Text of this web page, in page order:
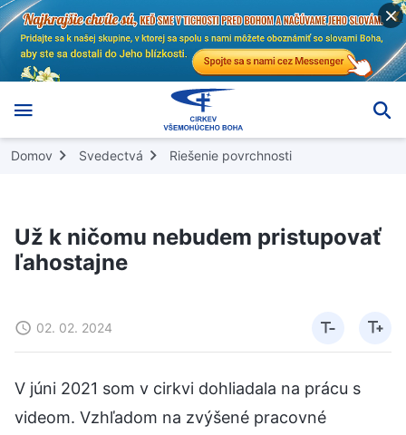
Domov Svedectvá Riešenie povrchnosti
Už k ničomu nebudem pristupovať
ľahostajne
02. 02. 2024
V júni 2021 som v cirkvi dohliadala na prácu s
videom. Vzhľadom na zvýšené pracovné